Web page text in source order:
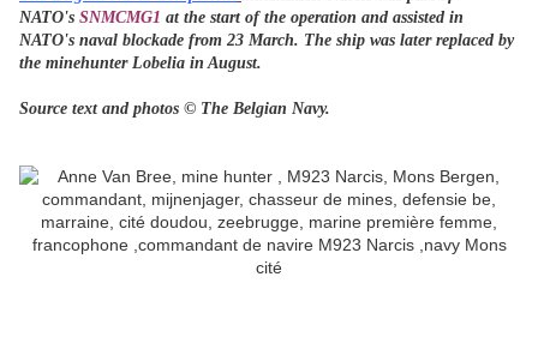
NATO's SNMCMG1 at the start of the operation and assisted in
NATO's naval blockade from 23 March. The ship was later replaced by
the minehunter Lobelia in August.
Source text and photos © The Belgian Navy.